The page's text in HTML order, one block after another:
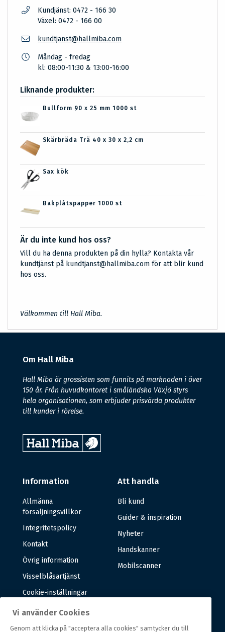
Kundjänst: 0472 - 166 30
Växel: 0472 - 166 00
kundtjanst@hallmiba.com
Måndag - fredag
kl: 08:00-11:30 & 13:00-16:00
Liknande produkter:
Bullform 90 x 25 mm 1000 st
Skärbräda Trä 40 x 30 x 2,2 cm
Sax kök
Bakplåtspapper 1000 st
Är du inte kund hos oss?
Vill du ha denna produkten på din hylla? Kontakta vår
kundtjänst på kundtjanst@hallmiba.com för att blir kund
hos oss.
Välkommen till Hall Miba.
Om Hall Miba
Hall Miba är grossisten som funnits på marknaden i över
150 år. Från huvudkontoret i småländska Växjö styrs
hela organisationen, som erbjuder prisvärda produkter
till kunder i rörelse.
Information
Allmänna
försäljningsvillkor
Integritetspolicy
Kontakt
Övrig information
Visselblåsartjänst
Cookie-inställningar
Att handla
Bli kund
Guider & inspiration
Nyheter
Handskanner
Mobilscanner
Vi använder Cookies
Genom att klicka på "acceptera alla cookies" samtycker du till